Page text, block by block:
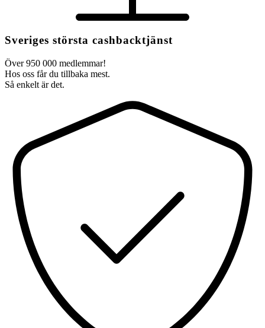
Sveriges största cashbacktjänst
Över 950 000 medlemmar!
Hos oss får du tillbaka mest.
Så enkelt är det.